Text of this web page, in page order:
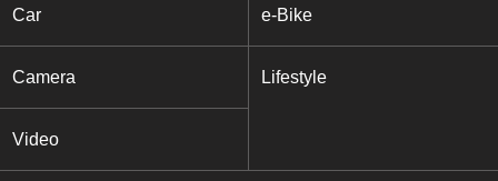
Car e-Bike
Camera Lifestyle
Video